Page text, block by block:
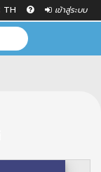
TH เข้าสู่ระบบ